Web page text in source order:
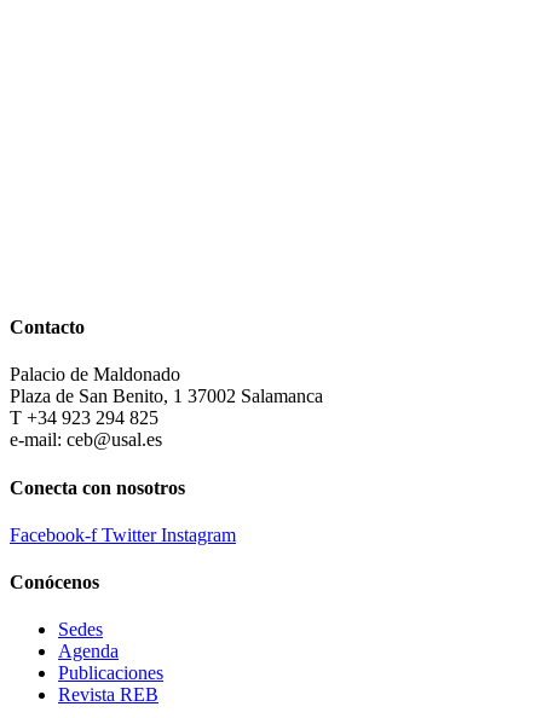
Contacto
Palacio de Maldonado
Plaza de San Benito, 1 37002 Salamanca
T +34 923 294 825
e-mail: ceb@usal.es
Conecta con nosotros
Facebook-f Twitter Instagram
Conócenos
Sedes
Agenda
Publicaciones
Revista REB